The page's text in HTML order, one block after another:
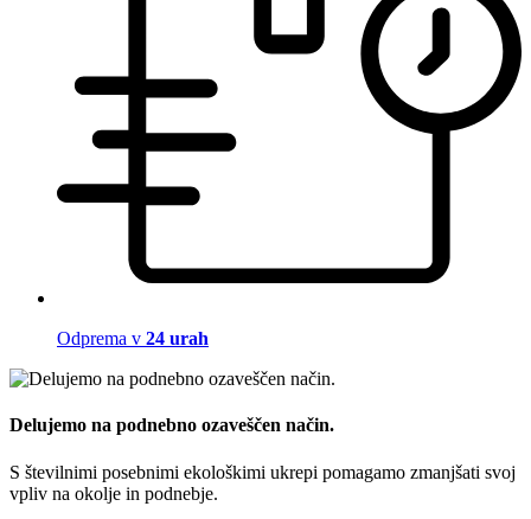
Odprema v 24 urah
Delujemo na podnebno ozaveščen način.
S številnimi posebnimi ekološkimi ukrepi pomagamo zmanjšati svoj
vpliv na okolje in podnebje.